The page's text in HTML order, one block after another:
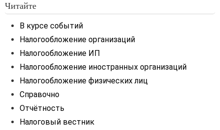
Читайте
В курсе событий
Налогообложение организаций
Налогообложение ИП
Налогообложение иностранных организаций
Налогообложение физических лиц
Справочно
Отчётность
Налоговый вестник